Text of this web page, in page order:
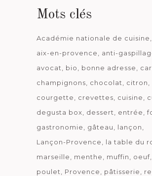
Mots clés
Académie nationale de cuisine
aix-en-provence
anti-
avocat
bio bonne adresse
champignons
chocolat
citron
courgette
crevettes cuisine
degusta box
dessert entrée
gastronomie
gâteau
lançon
Lançon-Provence
la table du
marseille
menthe muffin oeuf
poulet
Provence pâtisserie